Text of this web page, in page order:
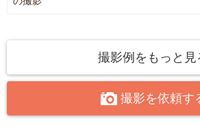
の方でご負担頂いております。
その他ご不明点がありましたらお気軽にご相
撮影例をもっと見
撮影を依頼す